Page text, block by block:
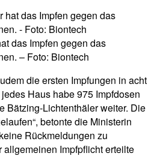
das Impfen gegen das
– Foto: Biontech
die ersten Impfungen in acht
Haus habe 975 Impfdosen
Bätzing-Lichtenthäler weiter. Die
betonte die Ministerin
Rückmeldungen zu
Impfpflicht erteilte